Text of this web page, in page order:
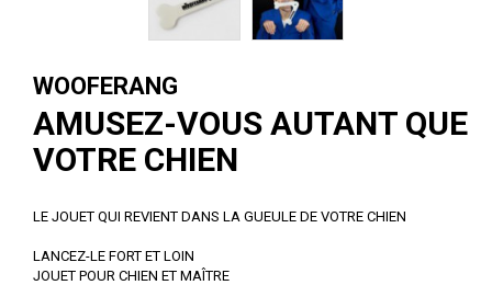
WOOFERANG
AMUSEZ-VOUS AUTANT QUE
VOTRE CHIEN
LE JOUET QUI REVIENT DANS LA GUEULE DE VOTRE CHIEN
LANCEZ-LE FORT ET LOIN
JOUET POUR CHIEN ET MAÎTRE